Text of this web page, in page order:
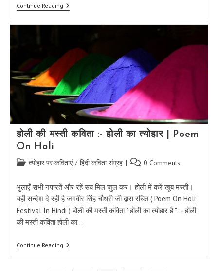
Continue Readingहोली
पर
आओ
मिलकर
खेलें
होली
होली की मस्ती कविता :- होली का त्योहार | Poem
On Holi
Post त्योहार पर कविताएं / हिंदी कविता संग्रह
Post 0 Comments
भुलाएँ सभी नफरतें और रहें सब मिल जुल कर। होली में करें खूब मस्ती।
यही सन्देश दे रही है जगवीर सिंह चौधरी जी द्वारा रचित ( Poem On Holi
Festival In Hindi ) होली की मस्ती कविता " होली का त्योहार है " :- होली
की मस्ती कविता होली का…
Continue Readingहोली
की